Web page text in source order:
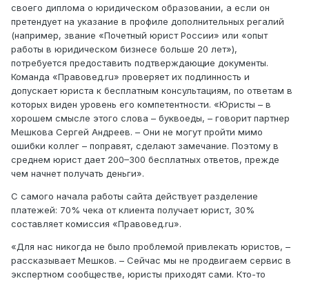
своего диплома о юридическом образовании, а если он
претендует на указание в профиле дополнительных регалий
(например, звание «Почетный юрист России» или «опыт
работы в юридическом бизнесе больше 20 лет»),
потребуется предоставить подтверждающие документы.
Команда «Правовед.ru» проверяет их подлинность и
допускает юриста к бесплатным консультациям, по ответам в
которых виден уровень его компетентности. «Юристы – в
хорошем смысле этого слова – буквоеды, – говорит партнер
Мешкова Сергей Андреев. – Они не могут пройти мимо
ошибки коллег – поправят, сделают замечание. Поэтому в
среднем юрист дает 200–300 бесплатных ответов, прежде
чем начнет получать деньги».
С самого начала работы сайта действует разделение
платежей: 70% чека от клиента получает юрист, 30%
составляет комиссия «Правовед.ru».
«Для нас никогда не было проблемой привлекать юристов, –
рассказывает Мешков. – Сейчас мы не продвигаем сервис в
экспертном сообществе, юристы приходят сами. Кто-то